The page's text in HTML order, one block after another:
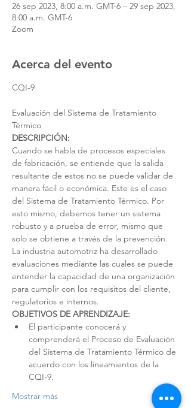
26 sep 2023, 8:00 a.m. GMT-6 – 29 sep 2023,
8:00 a.m. GMT-6
Zoom
Acerca del evento
Evaluación del Sistema de Tratamiento
Térmico
DESCRIPCIÓN:
Cuando se habla de procesos especiales
de fabricación, se entiende que la salida
resultante de estos no se puede validar de
manera fácil o económica. Este es el caso
del Sistema de Tratamiento Térmico. Por
esto mismo, debemos tener un sistema
robusto y a prueba de error, mismo que
solo se obtiene a través de la prevención.
La industria automotriz ha desarrollado
evaluaciones mediante las cuales se puede
entender la capacidad de una organización
para cumplir con los requisitos del cliente,
regulatorios e internos.
OBJETIVOS DE APRENDIZAJE:
El participante conocerá y
comprenderá el Proceso de Evaluación
del Sistema de Tratamiento Térmico de
acuerdo con los lineamientos de la
CQI-9.
Mostrar más